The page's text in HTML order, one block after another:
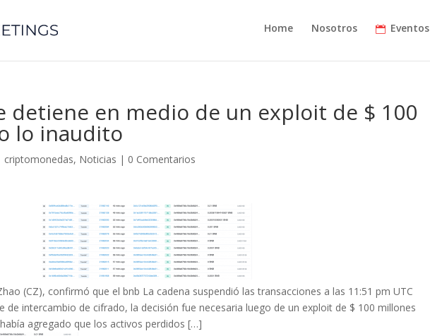
Home Nosotros Eventos
detiene en medio de un exploit de $ 100
lo inaudito
criptomonedas, Noticias | 0 Comentarios
(CZ), confirmó que el bnb La cadena suspendió las transacciones a las 11:51 pm UTC
de intercambio de cifrado, la decisión fue necesaria luego de un exploit de $ 100 millones
agregado que los activos perdidos […]